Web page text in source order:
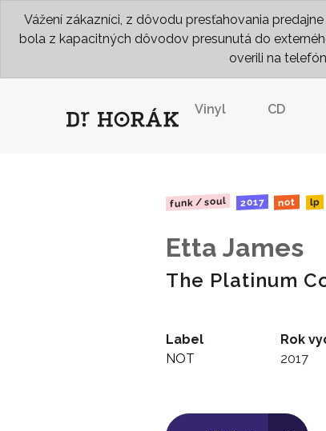
Vážení zákazníci, z dôvodu presťahovania
bola z kapacitných dôvodov presunutá do
overili na
Vinyl CD
funk / soul 2017 not lp
Etta James
The Platinum
Label
NOT
Rok
2017